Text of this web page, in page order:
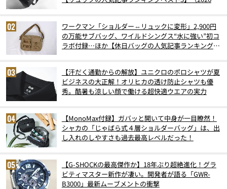
ワークマン「ショルダー⇔リュックに変形」2,900円
の万能サブバッグ、ワイルドシングス“水に強い”初コ
ラボ付録…ほか【休日バッグの人気記事ランキングベ
【汗だく通勤からの解放】ユニクロのポロシャツが夏
ビジネスの大正解！オリヒカの透け防止シャツも優
秀。酷暑も涼しい顔で働ける超快適ウエアの実力
【MonoMax付録】ガバッと開いて中身が一目瞭然！
シャカの「じゃばら式４層ショルダーバッグ」は、出
し入れのしやすさも過去最高レベルだった！
【G-SHOCKの最高傑作か】18年ぶり超絶進化！グラ
ビティマスター新作が凄い。開発者が語る「GWR-
B3000」最新ムーブメントの衝撃